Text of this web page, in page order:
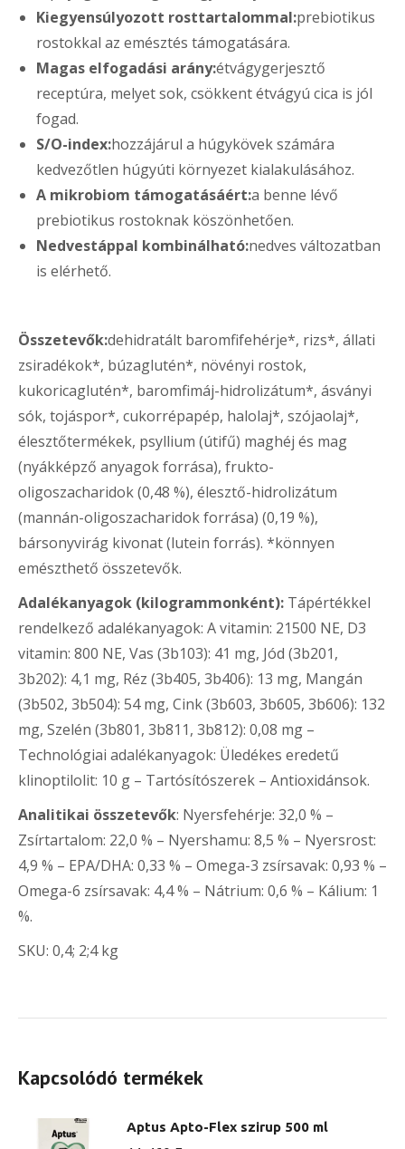
Kiegyensúlyozott rosttartalommal:prebiotikus
rostokkal az emésztés támogatására.
Magas elfogadási arány:étvágygerjesztő
receptúra, melyet sok, csökkent étvágyú cica is jól
fogad.
S/O-index:hozzájárul a húgykövek számára
kedvezőtlen húgyúti környezet kialakulásához.
A mikrobiom támogatásáért:a benne lévő
prebiotikus rostoknak köszönhetően.
Nedvestáppal kombinálható:nedves változatban
is elérhető.
Összetevők:dehidratált baromfifehérje*, rizs*, állati
zsiradékok*, búzaglutén*, növényi rostok,
kukoricaglutén*, baromfimáj-hidrolizátum*, ásványi
sók, tojáspor*, cukorrépapép, halolaj*, szójaolaj*,
élesztőtermékek, psyllium (útifű) maghéj és mag
(nyákképző anyagok forrása), frukto-
oligoszacharidok (0,48 %), élesztő-hidrolizátum
(mannán-oligoszacharidok forrása) (0,19 %),
bársonyvirág kivonat (lutein forrás). *könnyen
emészthető összetevők.
Adalékanyagok (kilogrammonként): Tápértékkel
rendelkező adalékanyagok: A vitamin: 21500 NE, D3
vitamin: 800 NE, Vas (3b103): 41 mg, Jód (3b201,
3b202): 4,1 mg, Réz (3b405, 3b406): 13 mg, Mangán
(3b502, 3b504): 54 mg, Cink (3b603, 3b605, 3b606): 132
mg, Szelén (3b801, 3b811, 3b812): 0,08 mg –
Technológiai adalékanyagok: Üledékes eredetű
klinoptilolit: 10 g – Tartósítószerek – Antioxidánsok.
Analitikai összetevők: Nyersfehérje: 32,0 % –
Zsírtartalom: 22,0 % – Nyershamu: 8,5 % – Nyersrost:
4,9 % – EPA/DHA: 0,33 % – Omega-3 zsírsavak: 0,93 % –
Omega-6 zsírsavak: 4,4 % – Nátrium: 0,6 % – Kálium: 1
%.
SKU: 0,4; 2;4 kg
Kapcsolódó termékek
Aptus Apto-Flex szirup 500 ml